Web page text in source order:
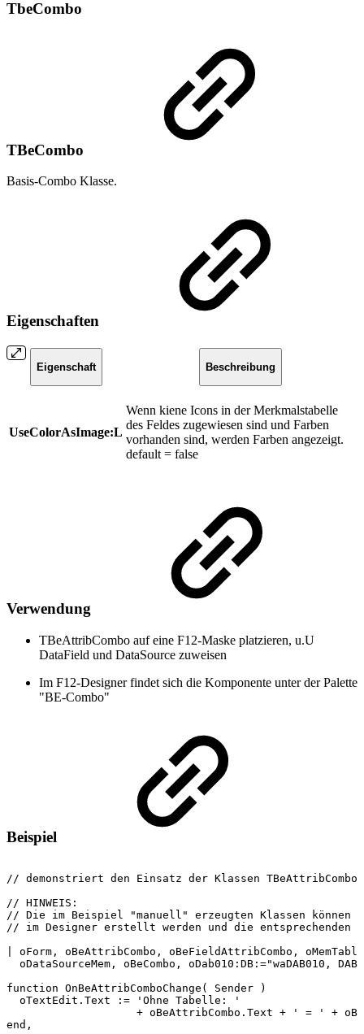
TbeCombo
TBeCombo
Basis-Combo Klasse.
Eigenschaften
Eigenschaft Beschreibung
UseColorAsImage:L
Wenn kiene Icons in der Merkmalstabelle
des Feldes zugewiesen sind und Farben
vorhanden sind, werden Farben angezeigt.
default = false
Verwendung
TBeAttribCombo auf eine F12-Maske platzieren, u.U
DataField und DataSource zuweisen
Im F12-Designer findet sich die Komponente unter der Palette
"BE-Combo"
Beispiel
// demonstriert den Einsatz der Klassen TBeAttribCombo,
// HINWEIS:
// Die im Beispiel "manuell" erzeugten Klassen können
//
im Designer erstellt werden und die entsprechenden
oForm, oBeAttribCombo, oBeFieldAttribCombo,
oDataSourceMem,
oBeCombo, oDab010:DB:="waDAB010,
function OnBeAttribComboChange( Sender
)
oTextEdit.Text
:= 'Ohne Tabelle:
'
+ oBeAttribCombo.Text + ' = ' +
end,